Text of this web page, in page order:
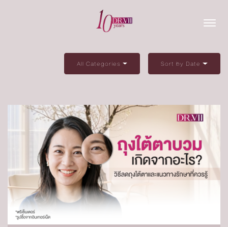
All Categories Sort by Date